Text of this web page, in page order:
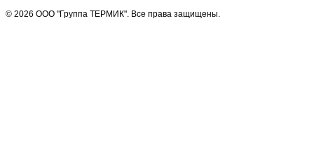
© 2026 ООО "Группа ТЕРМИК". Все права защищены.